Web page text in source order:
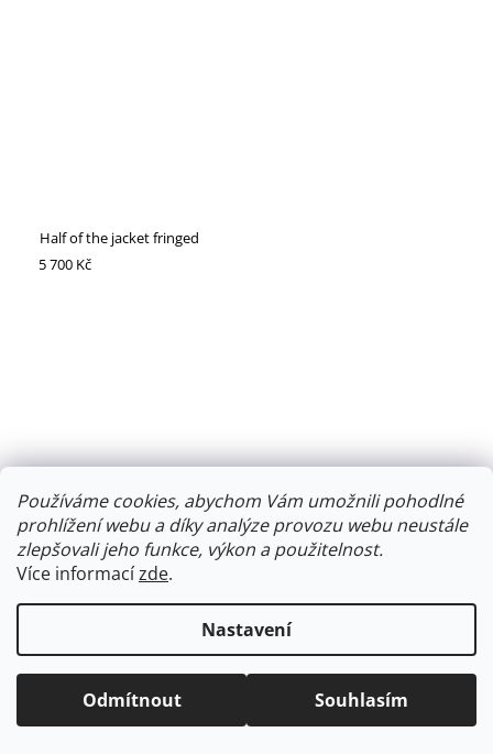
Používáme cookies, abychom Vám umožnili pohodlné
prohlížení webu a díky analýze provozu webu neustále
zlepšovali jeho funkce, výkon a použitelnost.
Více informacízde.
Nastavení
Odmítnout Souhlasím
Half of the jacket fringed
5 700 Kč